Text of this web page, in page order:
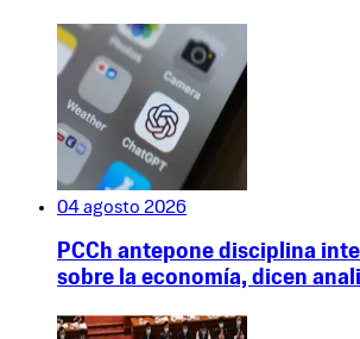
04 agosto 2026
PCCh antepone disciplina
sobre la economía, dicen